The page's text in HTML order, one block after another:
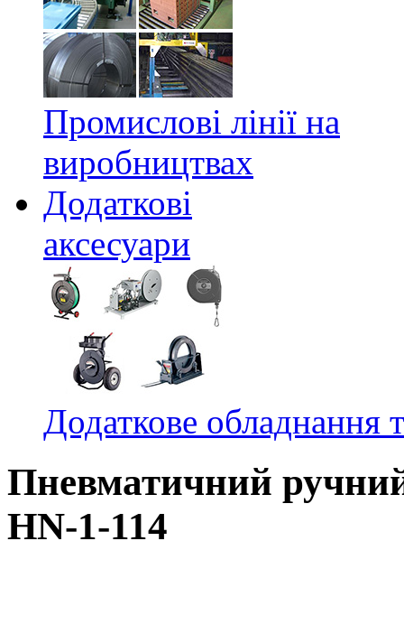
Промислові лінії на
виробництвах
Додаткові
аксесуари
Додаткове обладнання
Пневматичний
HN-1-114